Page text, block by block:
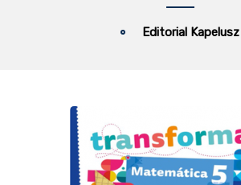
Editorial Kapelusz